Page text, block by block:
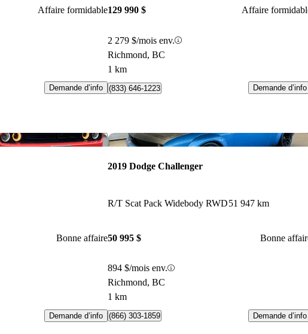
Affaire formidable
Demande d’info
129 990 $ Affaire
2 279 $/mois env.
Richmond, BC
1 km
(833) 646-1223 Demande d’info
Enregistrer cette annonce
Bonne affaire
Demande d’info
2019 Dodge Challenger
R/T Scat Pack Widebody RWD51 947 km
50 995 $ Bonne
894 $/mois env.
Richmond, BC
1 km
(866) 303-1859 Demande d’info